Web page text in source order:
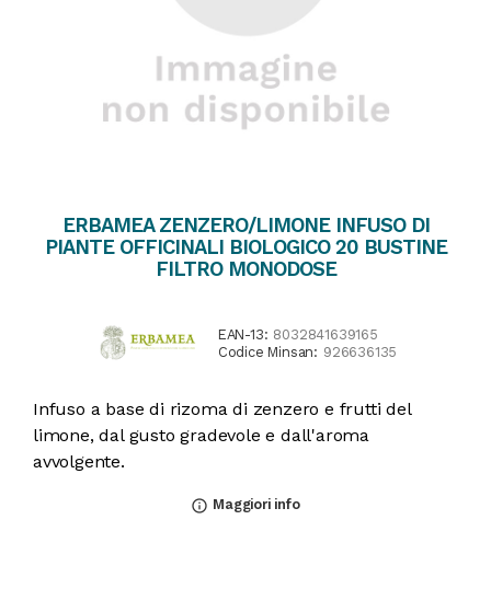
ERBAMEA ZENZERO/LIMONE INFUSO DI
PIANTE OFFICINALI BIOLOGICO 20 BUSTINE
FILTRO MONODOSE
EAN-13: 8032841639165
Codice Minsan: 926636135
Infuso a base di rizoma di zenzero e frutti del
limone, dal gusto gradevole e dall'aroma
avvolgente.
info_outline Maggiori info